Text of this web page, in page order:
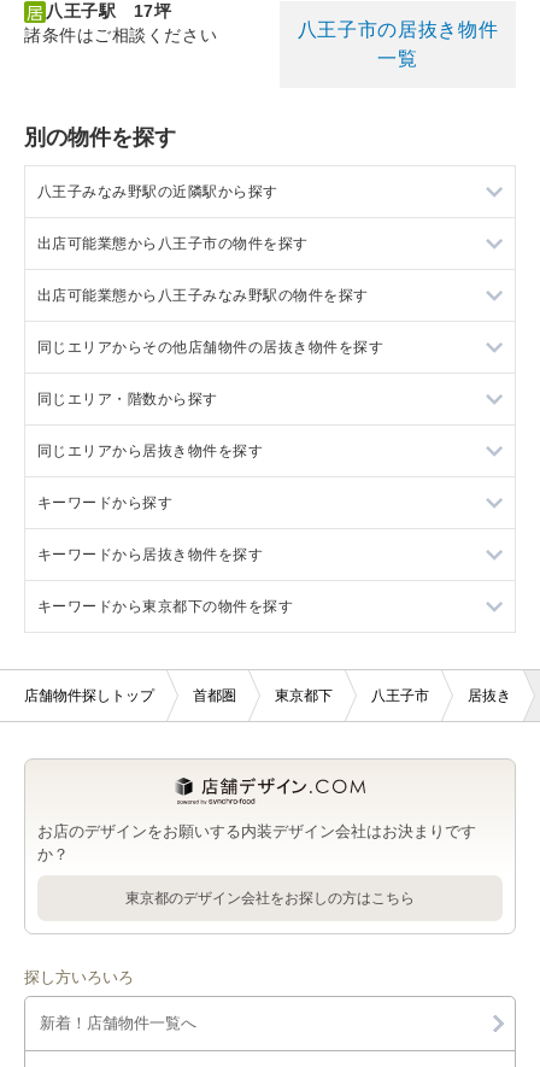
八王子駅 17坪
諸条件はご相談ください
八王子市の居抜き物件
一覧
別の物件を探す
八王子みなみ野駅の近隣駅から探す
八王子駅の店舗物件・貸店舗・テナント一覧
出店可能業態から八王子市の物件を探す
八王子市の軽飲食を出店可能な店舗物件・貸店舗・テナント一
ント一覧
出店可能業態から八王子みなみ野駅の物件を探す
八王子みなみ野駅の軽飲食を出店可能な店舗物件・貸店舗・テ
舗・テナント一覧
同じエリアからその他店舗物件の居抜き物件を探す
八王子市のその他店舗物件の居抜き店舗物件・貸店舗・テナン
舗・テナント一覧
同じエリア・階数から探す
八王子市の1階の店舗物件・貸店舗・テナント一覧
八王子みなみ野駅の1階の店舗物件・貸店舗・テナント一覧
同じエリアから居抜き物件を探す
八王子みなみ野駅の居抜き店舗物件・貸店舗・テナント一覧
キーワードから探す
事務所の店舗物件・貸店舗・テナント一覧
ガールズバーの店舗物件・貸店舗・テナント一覧
モールの店舗物件・貸店舗・テナント一覧
キーワードから居抜き物件を探す
事務所の居抜き店舗物件・貸店舗・テナント一覧
キャバクラの居抜き店舗物件・貸店舗・テナント一覧
モールの居抜き店舗物件・貸店舗・テナント一覧
キーワードから東京都下の物件を探す
東京都下のガールズバーの店舗物件・貸店舗・テナント一覧
東京都下のキャバクラの店舗物件・貸店舗・テナント一覧
店舗物件探しトップ 首都圏 東京都下 八王子市 居抜き
お店のデザインをお願いする内装デザイン会社はお決まりです
か？
東京都のデザイン会社をお探しの方はこちら
探し方いろいろ
新着！店舗物件一覧へ